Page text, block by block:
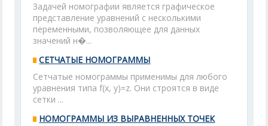
Задачей номографии является графическое
представление уравнений с несколькими
переменными, позволяющее для данных
значений н�...
СЕТЧАТЫЕ НОМОГРАММЫ
Сетчатые номограммы применимы для любого
уравнения типа f(x, y)=z. Они строятся в виде
сетки ...
НОМОГРАММЫ ИЗ ВЫРАВНЕННЫХ ТОЧЕК